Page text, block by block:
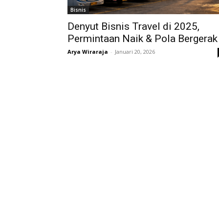
Bisnis
Denyut Bisnis Travel di 2025,
Permintaan Naik & Pola Bergerak
Arya Wiraraja - Januari 20, 2026